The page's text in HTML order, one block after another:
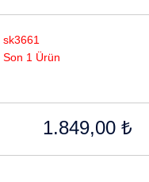
sk3661
Son 1 Ürün
1.849,00 ₺